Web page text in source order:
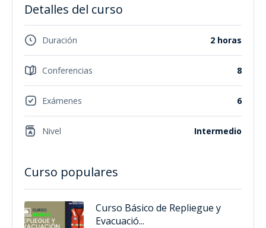
Detalles del curso
Duración 2 horas
Conferencias 8
Exámenes 6
Nivel Intermedio
Curso populares
Curso Básico de Repliegue y
Evacuació...